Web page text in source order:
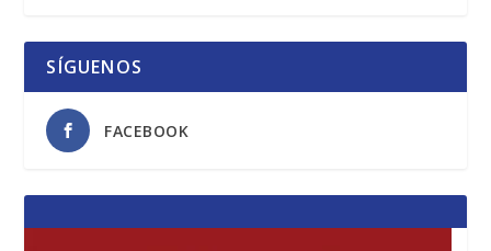
SÍGUENOS
FACEBOOK